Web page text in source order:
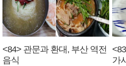
<84> 관문과 환대, 부산 역전
음식
가